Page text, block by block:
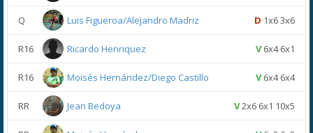
Q Luis Figueroa/Alejandro Madriz D 1x6 3x6
R16 Ricardo Henriquez V6x4 6x1
R16 Moisés Hernández/Diego Castillo V6x4 6x4
RR Jean Bedoya V2x6 6x1 10x5